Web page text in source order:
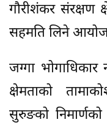
गौरीशंकर संरक्षण
सहमति लिने
जग्गा
क्षेमताको
सुरुङको